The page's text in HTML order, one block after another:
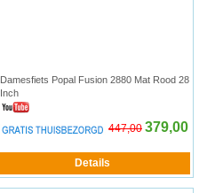
Damesfiets Popal Fusion 2880 Mat Rood 28
Inch
447,00 379,00